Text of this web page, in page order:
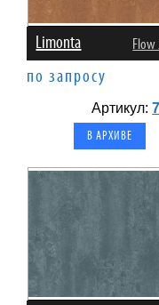
Limonta Flow
по запросу
Артикул:
В АРХИВЕ